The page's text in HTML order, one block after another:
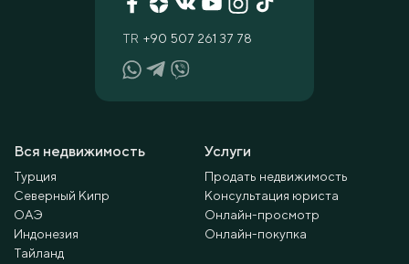
Вся недвижимость
Турция
Северный Кипр
ОАЭ
Индонезия
Тайланд
Услуги
Продать недвижимость
Консультация юриста
Онлайн-просмотр
Онлайн-покупка
TR +90 507 261 37 78